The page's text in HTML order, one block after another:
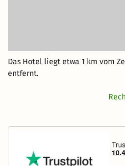
Das Hotel liegt etwa 1 km vom
entfernt.